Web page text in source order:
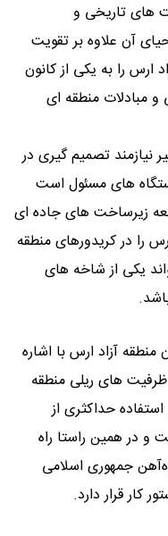
های تاریخی و
آن علاوه بر تقویت
ارس را به یکی از کانون‌
مبادلات منطقه ‌ای
نیازمند تصمیم‌ گیری در
‌های مسئول است
زیرساخت‌ های جاده ‌ای
را در کریدورهای منطقه‌
یکی از شاخه‌ های
آزاد ارس با اشاره
ظرفیت ‌های ریلی منطقه
حداکثری از
در همین راستا راه
جمهوری اسلامی
قرار دارد.